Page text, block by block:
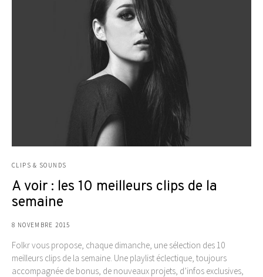
CLIPS & SOUNDS
A voir : les 10 meilleurs clips de la
semaine
8 NOVEMBRE 2015
Folkr vous propose, chaque dimanche, une sélection des 10
meilleurs clips de la semaine. Une playlist éclectique, toujours
accompagnée de bonus, de nouveaux projets, d’infos exclusives,